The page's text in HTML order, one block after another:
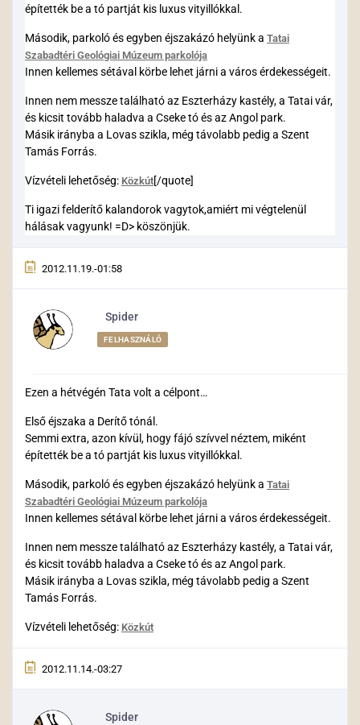
építették be a tó partját kis luxus vityillókkal.
Második, parkoló és egyben éjszakázó helyünk a Tatai
Szabadtéri Geológiai Múzeum parkolója
Innen kellemes sétával körbe lehet járni a város érdekességeit.
Innen nem messze található az Eszterházy kastély, a Tatai vár,
és kicsit tovább haladva a Cseke tó és az Angol park.
Másik irányba a Lovas szikla, még távolabb pedig a Szent
Tamás Forrás.
Vízvételi lehetőség: Közkút[/quote]
Ti igazi felderítő kalandorok vagytok,amiért mi végtelenül
hálásak vagyunk! =D> köszönjük.
2012.11.19.-01:58
Spider
FELHASZNÁLÓ
Ezen a hétvégén Tata volt a célpont…
Első éjszaka a Derítő tónál.
Semmi extra, azon kívül, hogy fájó szívvel néztem, miként
építették be a tó partját kis luxus vityillókkal.
Második, parkoló és egyben éjszakázó helyünk a Tatai
Szabadtéri Geológiai Múzeum parkolója
Innen kellemes sétával körbe lehet járni a város érdekességeit.
Innen nem messze található az Eszterházy kastély, a Tatai vár,
és kicsit tovább haladva a Cseke tó és az Angol park.
Másik irányba a Lovas szikla, még távolabb pedig a Szent
Tamás Forrás.
Vízvételi lehetőség: Közkút
2012.11.14.-03:27
Spider